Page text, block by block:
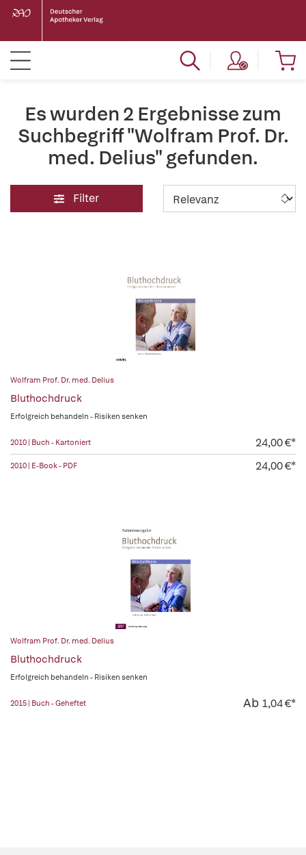
Es wurden 2 Ergebnisse zum
Suchbegriff "Wolfram Prof. Dr.
med. Delius" gefunden.
Filter
Wolfram Prof. Dr. med. Delius
Bluthochdruck
Erfolgreich behandeln - Risiken senken
2010 | Buch - Kartoniert 24,00 €*
2010 | E-Book - PDF 24,00 €*
Wolfram Prof. Dr. med. Delius
Bluthochdruck
Erfolgreich behandeln - Risiken senken
2015 | Buch - Geheftet Ab 1,04 €*